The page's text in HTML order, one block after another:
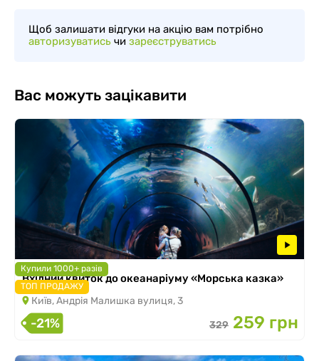
Щоб залишати відгуки на акцію вам потрібно
авторизуватись чи зареєструватись
Вас можуть зацікавити
Купили 1000+ разів
ТОП ПРОДАЖУ
Вхідний квиток до океанаріуму «Морська казка»
Київ, Андрія Малишка вулиця, 3
-21% 329 259 грн